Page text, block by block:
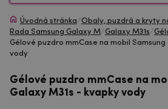
Úvodná stránka/Obaly, puzdrá a kryty
Rada Samsung Galaxy M/Galaxy M31s/
Gélové puzdro mmCase na mobil Samsung
vody
Gélové puzdro mmCase na
Galaxy M31s - kvapky vody